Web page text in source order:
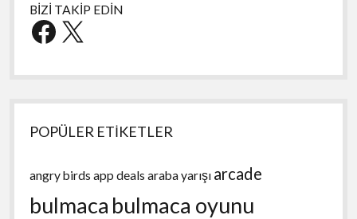
BİZİ TAKİP EDİN
Facebook
X
POPÜLER ETİKETLER
angry birds app deals araba yarışı arcade
bulmaca bulmaca oyunu